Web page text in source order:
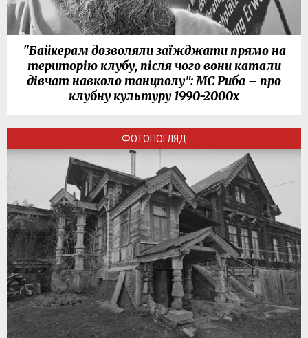
"Байкерам дозволяли заїжджати прямо на
територію клубу, після чого вони катали
дівчат навколо танцполу": МС Риба – про
клубну культуру 1990-2000х
ФОТОПОГЛЯД